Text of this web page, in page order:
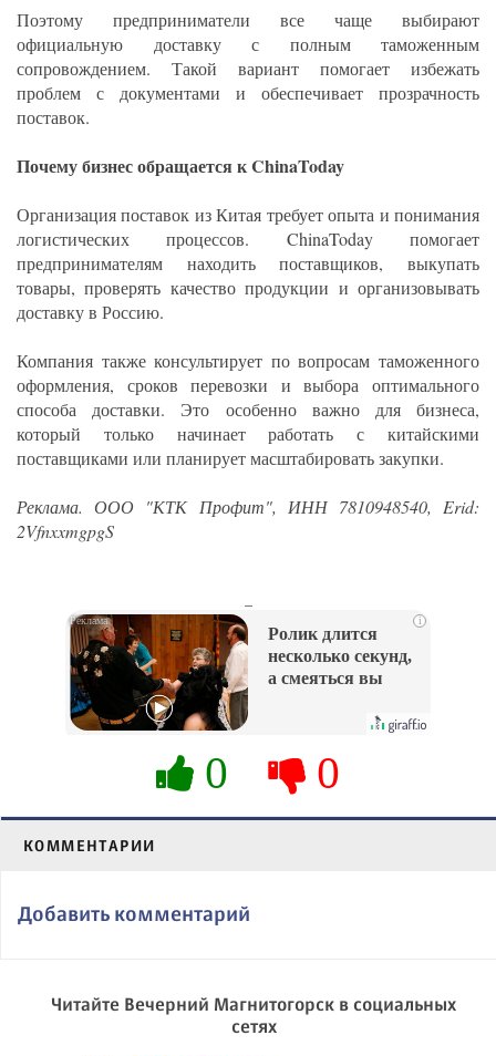
Поэтому предприниматели все чаще выбирают
официальную доставку с полным таможенным
сопровождением. Такой вариант помогает избежать
проблем с документами и обеспечивает прозрачность
поставок.
Почему бизнес обращается к ChinaToday
Организация поставок из Китая требует опыта и понимания
логистических процессов. ChinaToday помогает
предпринимателям находить поставщиков, выкупать
товары, проверять качество продукции и организовывать
доставку в Россию.
Компания также консультирует по вопросам таможенного
оформления, сроков перевозки и выбора оптимального
способа доставки. Это особенно важно для бизнеса,
который только начинает работать с китайскими
поставщиками или планирует масштабировать закупки.
Реклама. ООО "КТК Профит", ИНН 7810948540, Erid:
2VfnxxmgpgS
i
Ролик длится
несколько секунд,
а смеяться вы
0 0
КОММЕНТАРИИ
Добавить комментарий
Читайте Вечерний Магнитогорск в социальных
сетях